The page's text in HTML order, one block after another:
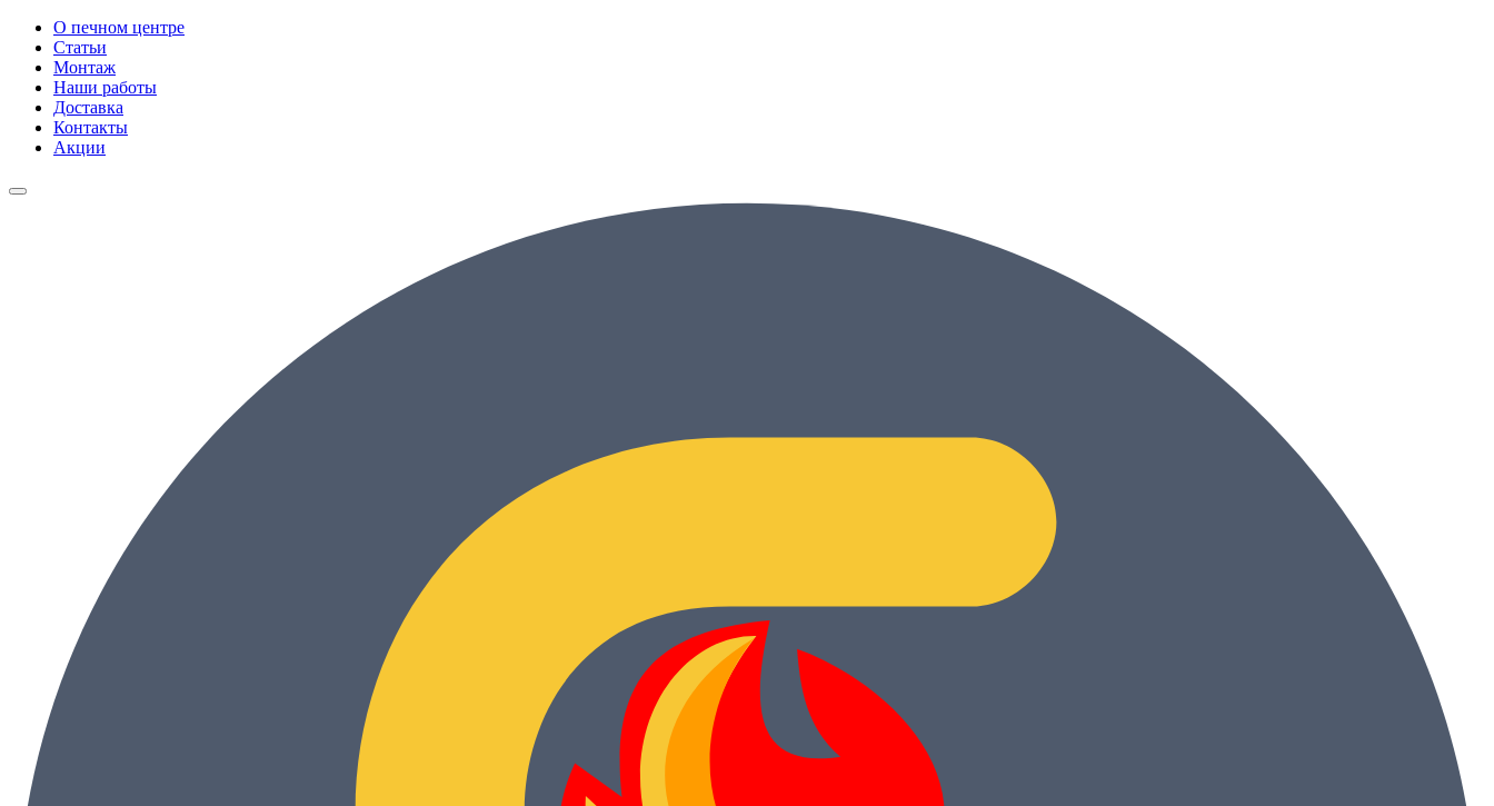
О печном центре
Статьи
Монтаж
Наши работы
Доставка
Контакты
Акции